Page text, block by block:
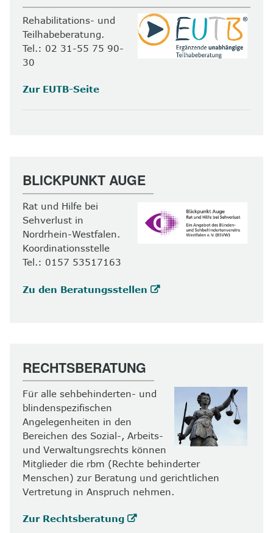
Rehabilitations- und
Teilhabeberatung.
Tel.: 02 31-55 75 90-
30
Zur EUTB-Seite
BLICKPUNKT AUGE
Rat und Hilfe bei
Sehverlust in
Nordrhein-Westfalen.
Koordinationsstelle
Tel.: 0157 53517163
Zu den Beratungsstellen
RECHTSBERATUNG
Für alle sehbehinderten- und
blindenspezifischen
Angelegenheiten in den
Bereichen des Sozial-, Arbeits-
und Verwaltungsrechts können
Mitglieder die rbm (Rechte behinderter
Menschen) zur Beratung und gerichtlichen
Vertretung in Anspruch nehmen.
Zur Rechtsberatung